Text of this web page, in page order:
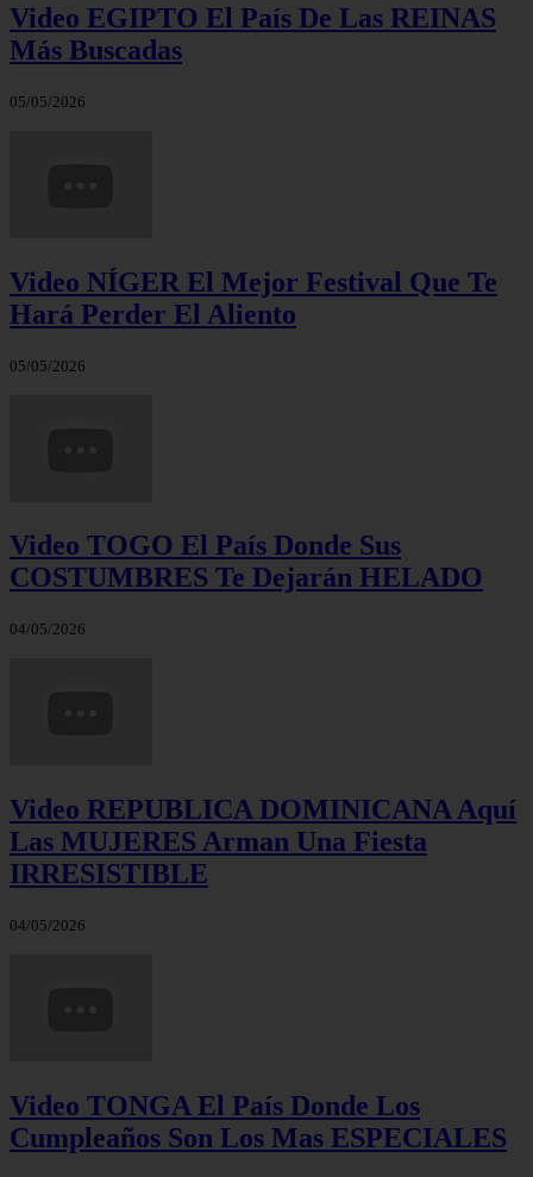
Video EGIPTO El País De Las REINAS
Más Buscadas
05/05/2026
Video NÍGER El Mejor Festival Que Te
Hará Perder El Aliento
05/05/2026
Video TOGO El País Donde Sus
COSTUMBRES Te Dejarán HELADO
04/05/2026
Video REPUBLICA DOMINICANA Aquí
Las MUJERES Arman Una Fiesta
IRRESISTIBLE
04/05/2026
Video TONGA El País Donde Los
Cumpleaños Son Los Mas ESPECIALES